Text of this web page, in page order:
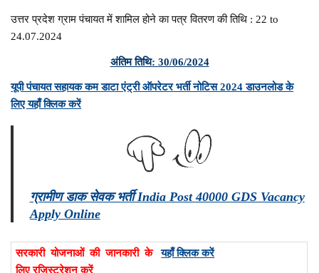
उत्तर प्रदेश ग्राम पंचायत में शामिल होने का पत्र वितरण की तिथि : 22 to
24.07.2024
अंतिम तिथि: 30/06/2024
यूपी पंचायत सहायक कम डाटा एंट्री ऑपरेटर भर्ती नोटिस 2024 डाउनलोड के
लिए यहाँ क्लिक करें
ग्रामीण डाक सेवक भर्ती India Post 40000 GDS Vacancy
Apply Online
सरकारी योजनाओं की जानकारी के
लिए रजिस्ट्रेशन करें
यहाँ क्लिक करें